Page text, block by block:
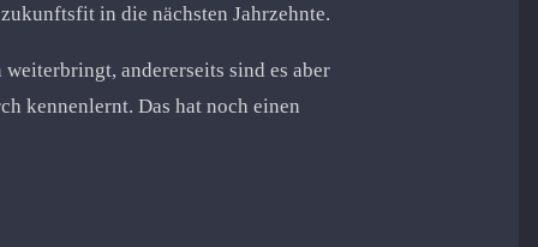
in die nächsten Jahrzehnte.
weiterbringt, andererseits sind es aber
kennenlernt. Das hat noch einen